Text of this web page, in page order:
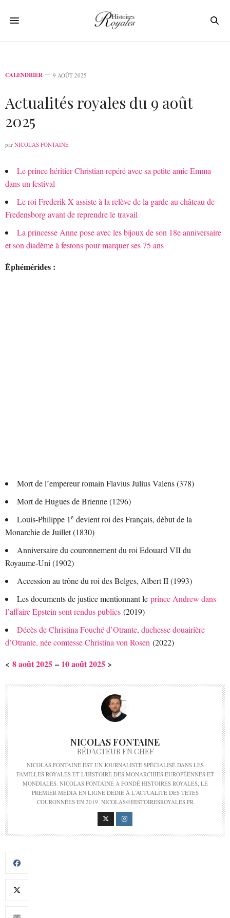
CALENDRIER 9 AOÛT 2025
Actualités royales du 9 août
2025
par NICOLAS FONTAINE
Le prince héritier Christian repéré avec sa petite amie Emma
dans un festival
Le roi Frederik X assiste à la relève de la garde au château de
Fredensborg avant de reprendre le travail
La princesse Anne pose avec les bijoux de son 18e anniversaire
et son diadème à festons pour marquer ses 75 ans
Éphémérides :
Mort de l’empereur romain Flavius Julius Valens (378)
Mort de Hugues de Brienne (1296)
Louis-Philippe 1e devient roi des Français, début de la
Monarchie de Juillet (1830)
Anniversaire du couronnement du roi Edouard VII du
Royaume-Uni (1902)
Accession au trône du roi des Belges, Albert II (1993)
Les documents de justice mentionnant le prince Andrew dans
l’affaire Epstein sont rendus publics (2019)
Décès de Christina Fouché d’Otrante, duchesse douairière
d’Otrante, née comtesse Christina von Rosen (2022)
< 8 août 2025 – 10 août 2025 >
NICOLAS FONTAINE
RÉDACTEUR EN CHEF
NICOLAS FONTAINE EST UN JOURNALISTE SPÉCIALISÉ DANS LES
FAMILLES ROYALES ET L'HISTOIRE DES MONARCHIES EUROPÉENNES ET
MONDIALES. NICOLAS FONTAINE A FONDÉ HISTOIRES ROYALES, LE
PREMIER MÉDIA EN LIGNE DÉDIÉ À L'ACTUALITÉ DES TÊTES
COURONNÉES EN 2019. NICOLAS@HISTOIRESROYALES.FR